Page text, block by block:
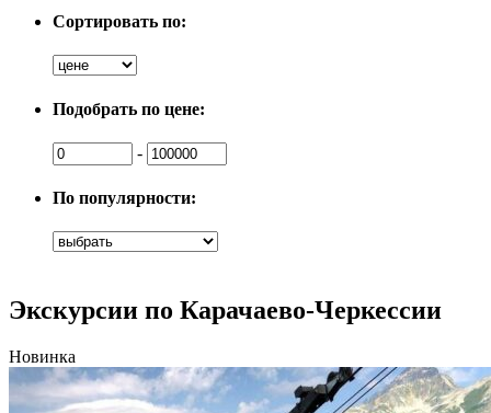
Сортировать по:
Подобрать по цене:
-
По популярности:
Экскурсии по Карачаево-Черкессии
Новинка